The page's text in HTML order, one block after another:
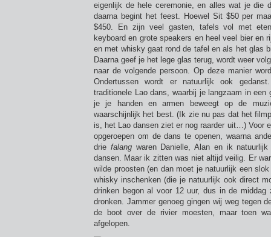
eigenlijk de hele ceremonie, en alles wat je die
daarna begint het feest. Hoewel Sit $50 per
$450. En zijn veel gasten, tafels vol met
keyboard en grote speakers en heel veel bier en
en met whisky gaat rond de tafel en als het glas
Daarna geef je het lege glas terug, wordt weer
naar de volgende persoon. Op deze manier
Ondertussen wordt er natuurlijk ook
traditionele Lao dans, waarbij je langzaam in een
je je handen en armen beweegt op de
waarschijnlijk het best. (Ik zie nu pas dat het
is, het Lao dansen ziet er nog raarder uit…) Voor
opgeroepen om de dans te openen, waarna
drie falangwaren Danielle, Alan en ik
dansen. Maar ik zitten was niet altijd veilig. Er
wilde proosten (en dan moet je natuurlijk een
whisky inschenken (die je natuurlijk ook direct
drinken begon al voor 12 uur, dus in de
dronken. Jammer genoeg gingen wij weg tegen
de boot over de rivier moesten, maar toen
afgelopen.